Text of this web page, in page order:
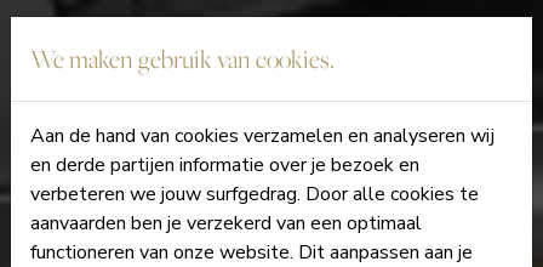
We maken gebruik van cookies.
Aan de hand van cookies verzamelen en analyseren wij
en derde partijen informatie over je bezoek en
verbeteren we jouw surfgedrag. Door alle cookies te
aanvaarden ben je verzekerd van een optimaal
functioneren van onze website. Dit aanpassen aan je